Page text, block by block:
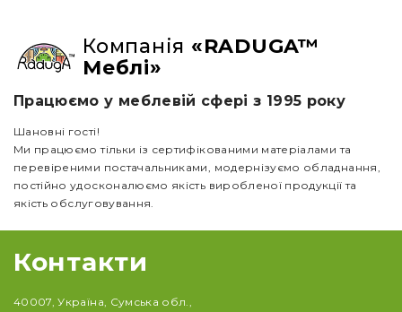
Компанія «RADUGA™
Меблі»
Працюємо у меблевій сфері з 1995 року
Шановні гості!
Ми працюємо тільки із сертифікованими матеріалами та
перевіреними постачальниками, модернізуємо обладнання,
постійно удосконалюємо якість виробленої продукції та
якість обслуговування.
Контакти
40007, Україна, Сумська обл.,